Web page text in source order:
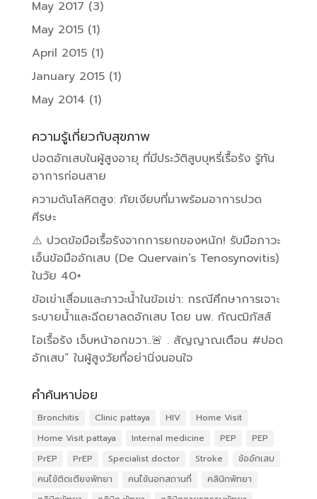
May 2017 (3)
May 2015(1)
April 2015(1)
January 2015(1)
May 2014 (1)
ความรู้เกี่ยวกับสุขภาพ
ปอดอักเสบในผู้สูงอายุ ที่มีประวัติสูบบุหรี่เรื้อรัง รู้ทัน
อาการก่อนสาย
ความดันโลหิตสูง: ภัยเงียบที่มาพร้อมอาการปวด
ศีรษะ
⚠️ ปวดข้อมือเรื้อรังจากการยกของหนัก! รับมือภาวะ
เอ็นข้อมืออักเสบ (De Quervain’s Tenosynovitis)
ในวัย 40+
ข้อเข่าเสื่อมและภาวะน้ำในข้อเข่า: กรณีศึกษาการเจาะ
ระบายน้ำและฉีดยาลดอักเสบ โดย นพ. กัณฒิภัสส์
ไอเรื้อรัง เจ็บหน้าอกขวา..🚨 . สัญญาณเตือน #ปอด
อักเสบ” ในผู้สูงวัยที่อย่านิ่งนอนใจ
คำค้นหาบ่อย
Bronchitis Clinic pattaya HIV
Home Visit
Home Visit pattaya
Internal medicine PEP
PEP
PrEP
PrEP Specialist doctor Stroke
ข้ออักเสบ
คนไข้ติดเตียงพัทยา
คนไข้นอกสถานที่
คลินิกพัทยา